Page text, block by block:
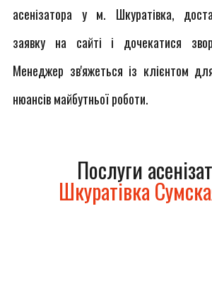
асенізатора у м. Шкуратівка,
заявку на сайті і дочекатися
Менеджер зв'яжеться із клієнтом
нюансів майбутньої роботи.
Послуги
Шкуратівка